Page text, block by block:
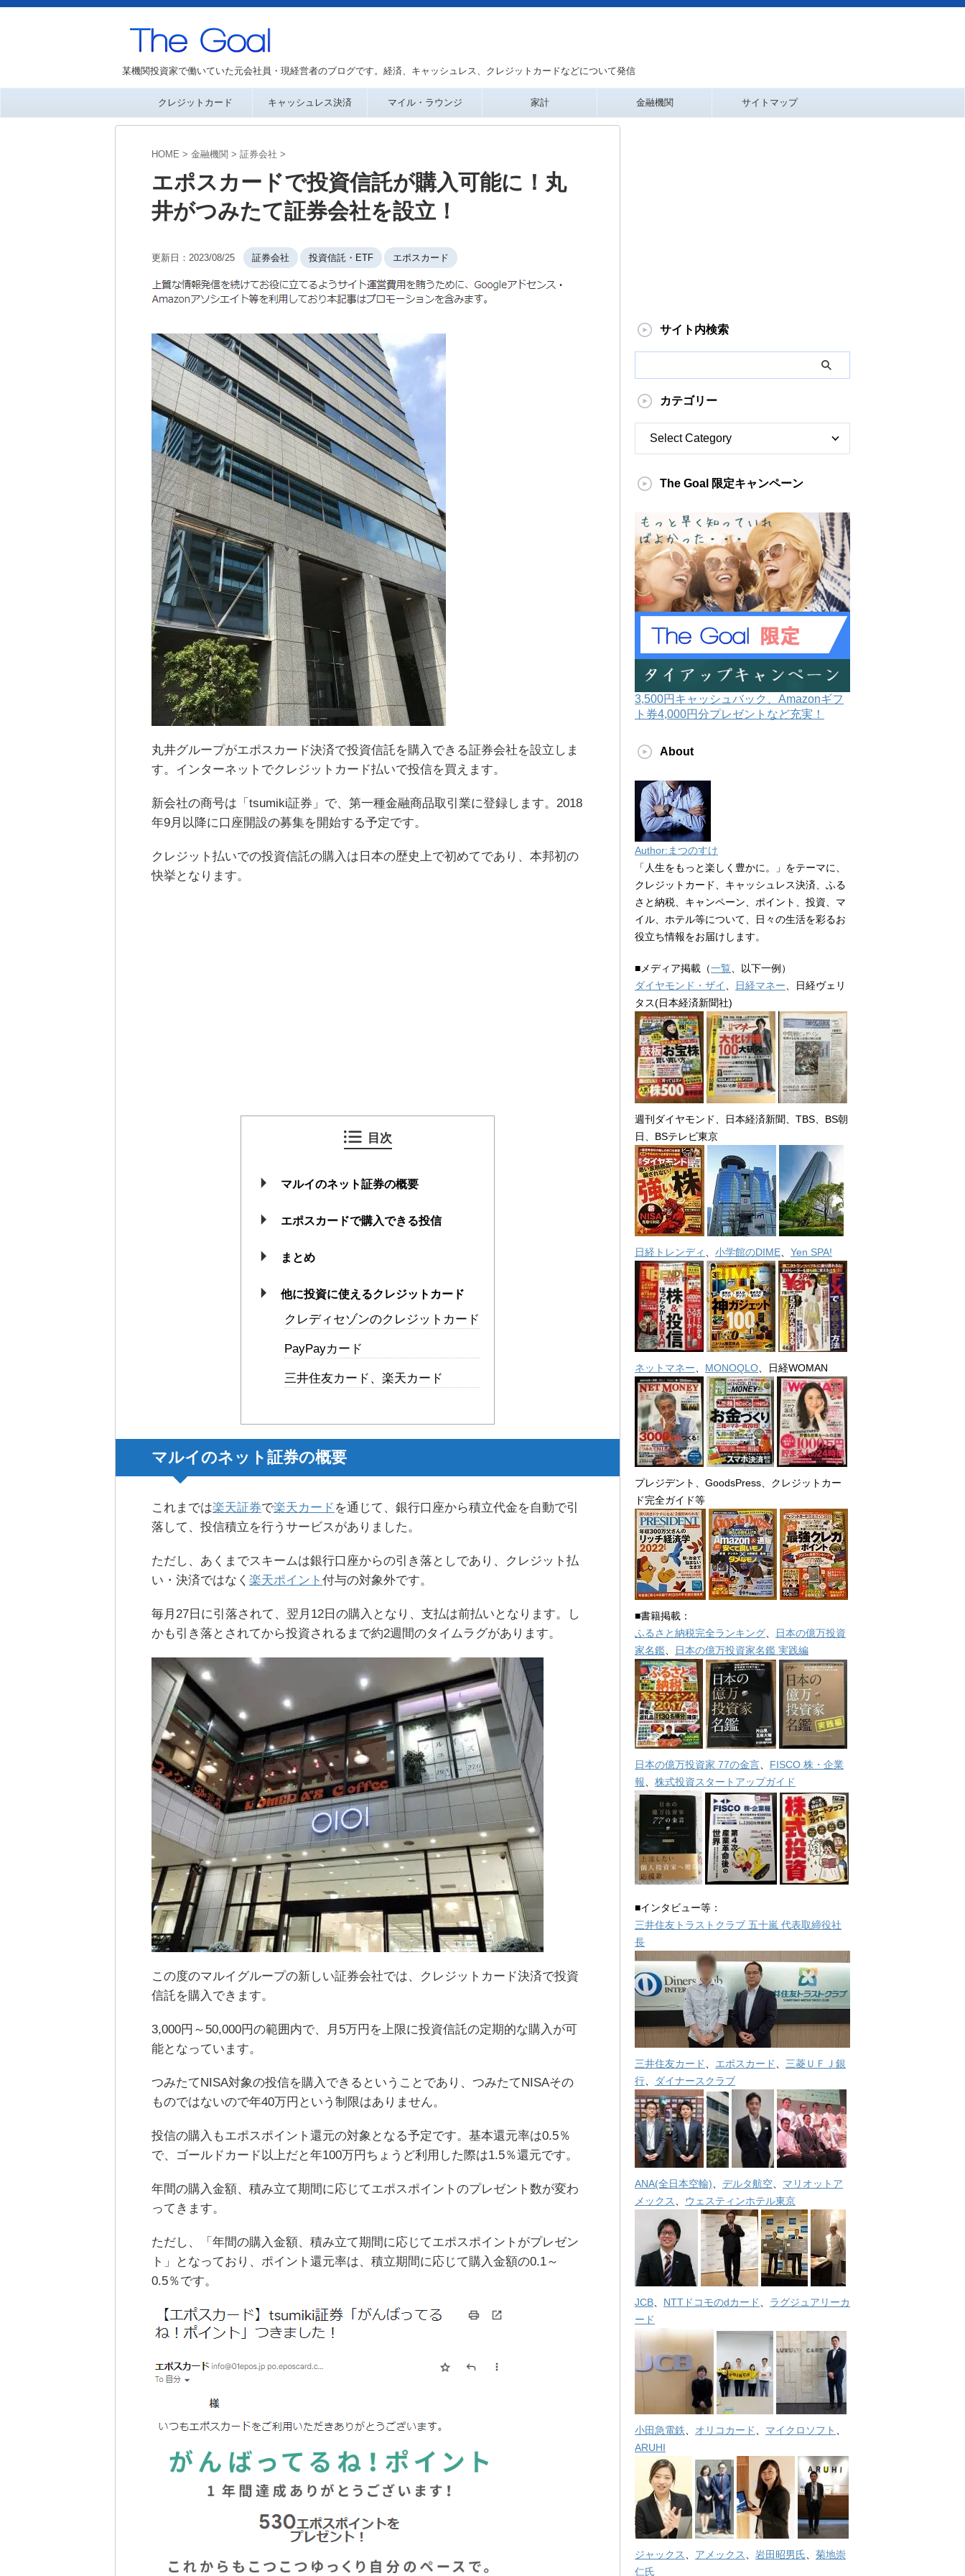
某機関投資家で働いていた元会社員・現経営者のブログです。経済、キャッシュレス、クレジットカードなどについて発信
クレジットカード キャッシュレス決済 マイル・ラウンジ 家計 金融機関 サイトマップ
HOME > 金融機関 > 証券会社 >
エポスカードで投資信託が購入可能に！丸
井がつみたて証券会社を設立！
更新日： 2023/08/25 証券会社 投資信託・ETF エポスカード
丸井グループがエポスカード決済で投資信託を購入できる証券会社を設立しま
す。インターネットでクレジットカード払いで投信を買えます。
新会社の商号は「tsumiki証券」で、第一種金融商品取引業に登録します。2018
年9月以降に口座開設の募集を開始する予定です。
クレジット払いでの投資信託の購入は日本の歴史上で初めてであり、本邦初の
快挙となります。
目次
マルイのネット証券の概要
エポスカードで購入できる投信
まとめ
他に投資に使えるクレジットカード
クレディセゾンのクレジットカード
PayPayカード
三井住友カード、楽天カード
マルイのネット証券の概要
これまでは楽天証券で楽天カード を通じて、銀行口座から積立代金を自動で引
落して、投信積立を行うサービスがありました。
ただし、あくまでスキームは銀行口座からの引き落としであり、クレジット払
い・決済ではなく 楽天ポイント 付与の対象外です。
毎月27日に引落されて、翌月12日の購入となり、支払は前払いとなります。し
かも引き落とされてから投資されるまで約2週間のタイムラグがあります。
この度のマルイグループの新しい証券会社では、クレジットカード決済で投資
信託を購入できます。
3,000円～50,000円の範囲内で、月5万円を上限に投資信託の定期的な購入が可
能となっています。
つみたてNISA対象の投信を購入できるということであり、つみたてNISAその
ものではないので年40万円という制限はありません。
投信の購入もエポスポイント還元の対象となる予定です。基本還元率は0.5％
で、ゴールドカード以上だと年100万円ちょうど利用した際は1.5％還元です。
年間の購入金額、積み立て期間に応じてエポスポイントのプレゼント数が変わ
ってきます。
ただし、「年間の購入金額、積み立て期間に応じてエポスポイントがプレゼン
ト」となっており、ポイント還元率は、積立期間に応じて購入金額の0.1～
0.5％です。
サイト内検索
カテゴリー
The Goal 限定キャンペーン
3,500円キャッシュバック、Amazonギフ
ト券4,000円分プレゼントなど充実！
About
Author:まつのすけ
「人生をもっと楽しく豊かに。」をテーマに、
クレジットカード、キャッシュレス決済、ふる
さと納税、キャンペーン、ポイント、投資、マ
イル、ホテル等について、日々の生活を彩るお
役立ち情報をお届けします。
■メディア掲載（一覧 、以下一例）
ダイヤモンド・ザイ
日経マネー 、日経ヴェリ
タス(日本経済新聞社)
週刊ダイヤモンド、日本経済新聞、TBS、BS朝
日、BSテレビ東京
日経トレンディ 小学館のDIME Yen SPA!
ネットマネー MONOQLO 、日経WOMAN
プレジデント、GoodsPress、クレジットカー
ド完全ガイド等
■書籍掲載：
ふるさと納税完全ランキング、
日本の億万投資
家名鑑、 日本の億万投資家名鑑 実践編
日本の億万投資家 77の金言、 FISCO 株・企業
報、 株式投資スタートアップガイド
■インタビュー等：
三井住友トラストクラブ 五十嵐 代表取締役社
長
三井住友カード エポスカード
三菱ＵＦＪ銀
行
ダイナースクラブ
ANA(全日本空輸) デルタ航空
マリオットア
メックス
ウェスティンホテル東京
JCB NTTドコモのdカード
ラグジュアリーカ
ード
小田急電鉄 オリコカード マイクロソフト
ARUHI
ジャックス アメックス 岩田昭男氏
菊地崇
仁氏